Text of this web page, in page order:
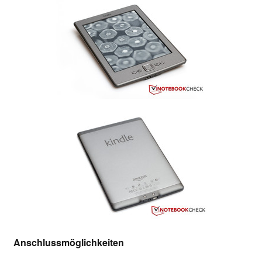
Anschlussmöglichkeiten